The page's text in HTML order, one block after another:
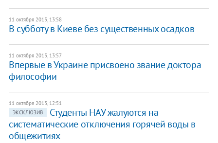
11 октября 2013, 13:58
В субботу в Киеве без существенных осадков
11 октября 2013, 13:57
Впервые в Украине присвоено звание доктора
философии
11 октября 2013, 12:51
ЭКСКЛЮЗИВ
Студенты НАУ жалуются на
систематические отключения горячей воды в
общежитиях